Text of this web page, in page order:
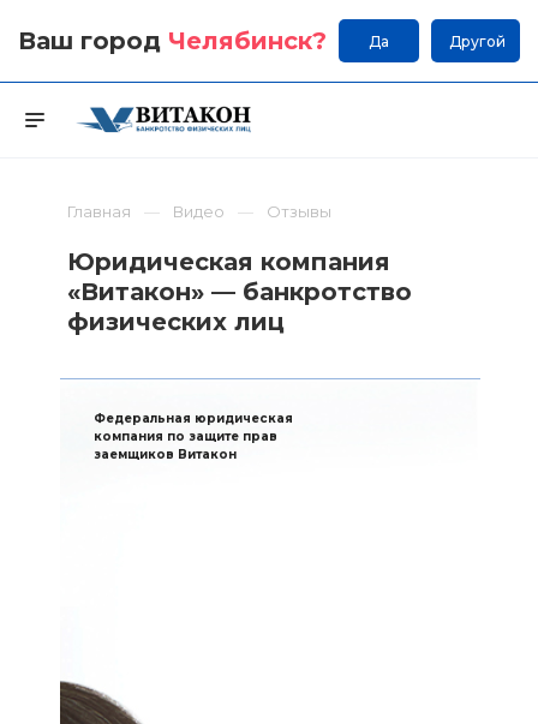
Ваш город Челябинск? Да Другой
Главная Видео Отзывы
Юридическая компания
«Витакон» — банкротство
физических лиц
Федеральная юридическая
компания по защите прав
заемщиков Витакон